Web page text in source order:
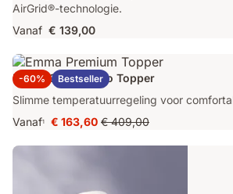
AirGrid®-technologie.
Vanaf € 139,00
-60% Bestseller
Emma Original Pro Topper
Slimme temperatuurregeling voor
Vanaf1
Prijs
€ 163,60
€ 163,60 Oorspronkelijke
prijs
€ 409,00